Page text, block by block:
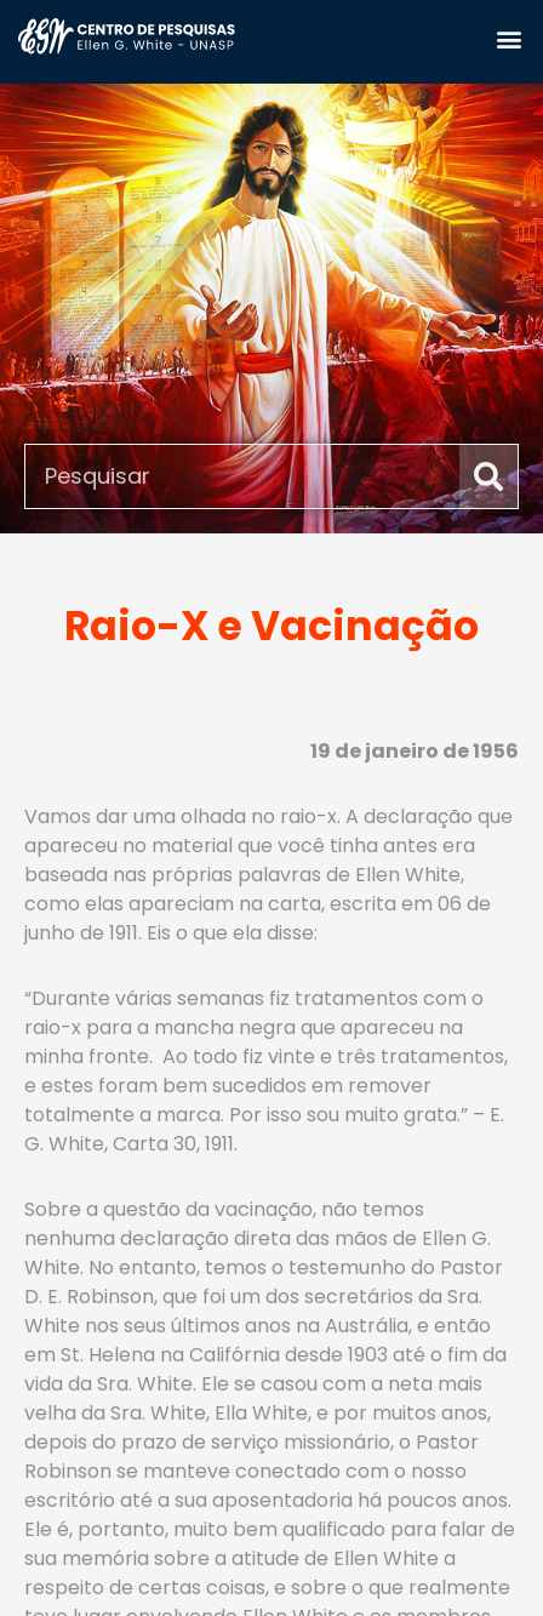
Raio-X e Vacinação
19 de janeiro de 1956
Vamos dar uma olhada no raio-x. A declaração que
apareceu no material que você tinha antes era
baseada nas próprias palavras de Ellen White,
como elas apareciam na carta, escrita em 06 de
junho de 1911. Eis o que ela disse:
“Durante várias semanas fiz tratamentos com o
raio-x para a mancha negra que apareceu na
minha fronte. Ao todo fiz vinte e três tratamentos,
e estes foram bem sucedidos em remover
totalmente a marca. Por isso sou muito grata.” – E.
G. White, Carta 30, 1911.
Sobre a questão da vacinação, não temos
nenhuma declaração direta das mãos de Ellen G.
White. No entanto, temos o testemunho do Pastor
D. E. Robinson, que foi um dos secretários da Sra.
White nos seus últimos anos na Austrália, e então
em St. Helena na Califórnia desde 1903 até o fim da
vida da Sra. White. Ele se casou com a neta mais
velha da Sra. White, Ella White, e por muitos anos,
depois do prazo de serviço missionário, o Pastor
Robinson se manteve conectado com o nosso
escritório até a sua aposentadoria há poucos anos.
Ele é, portanto, muito bem qualificado para falar de
sua memória sobre a atitude de Ellen White a
respeito de certas coisas, e sobre o que realmente